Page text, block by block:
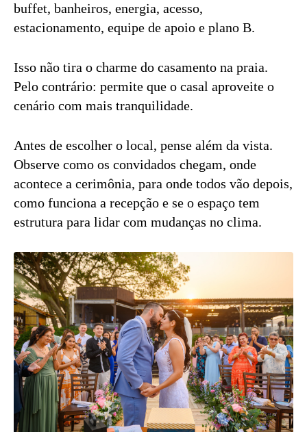
buffet, banheiros, energia, acesso,
estacionamento, equipe de apoio e plano B.
Isso não tira o charme do casamento na praia.
Pelo contrário: permite que o casal aproveite o
cenário com mais tranquilidade.
Antes de escolher o local, pense além da vista.
Observe como os convidados chegam, onde
acontece a cerimônia, para onde todos vão depois,
como funciona a recepção e se o espaço tem
estrutura para lidar com mudanças no clima.